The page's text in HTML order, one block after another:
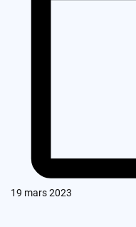
19 mars 2023